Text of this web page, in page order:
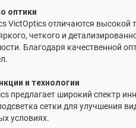
оптики
VictOptics отличаются
четкого и
Благодаря качественной
и технологии
предлагает широкий спектр
сетки для улучшения
условиях.